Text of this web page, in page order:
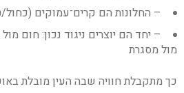
– החלונות הם קרים־עמוקים
– יחד הם יוצרים ניגוד נכון: חום
מול מסגרת
כך מתקבלת חוויה שבה העין מובלת